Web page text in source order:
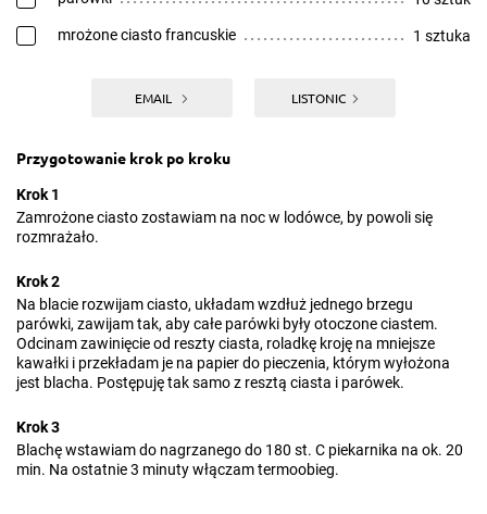
mrożone ciasto francuskie 1 sztuka
EMAIL LISTONIC
Przygotowanie krok po kroku
Krok 1
Zamrożone ciasto zostawiam na noc w lodówce, by powoli się
rozmrażało.
Krok 2
Na blacie rozwijam ciasto, układam wzdłuż jednego brzegu
parówki, zawijam tak, aby całe parówki były otoczone ciastem.
Odcinam zawinięcie od reszty ciasta, roladkę kroję na mniejsze
kawałki i przekładam je na papier do pieczenia, którym wyłożona
jest blacha. Postępuję tak samo z resztą ciasta i parówek.
Krok 3
Blachę wstawiam do nagrzanego do 180 st. C piekarnika na ok. 20
min. Na ostatnie 3 minuty włączam termoobieg.